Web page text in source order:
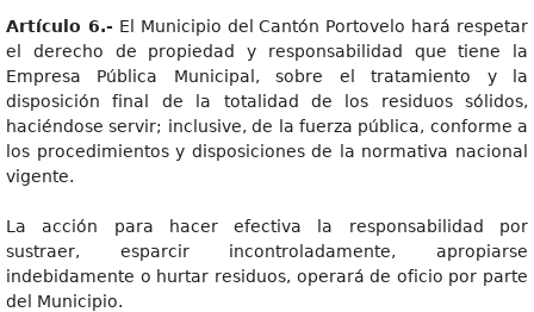
Artículo 6.- El Municipio del Cantón Portovelo hará respetar
el derecho de propiedad y responsabilidad que tiene la
Empresa Pública Municipal, sobre el tratamiento y la
disposición final de la totalidad de los residuos sólidos,
haciéndose servir; inclusive, de la fuerza pública, conforme a
los procedimientos y disposiciones de la normativa nacional
vigente.
La acción para hacer efectiva la responsabilidad por
sustraer, esparcir incontroladamente, apropiarse
indebidamente o hurtar residuos, operará de oficio por parte
del Municipio.